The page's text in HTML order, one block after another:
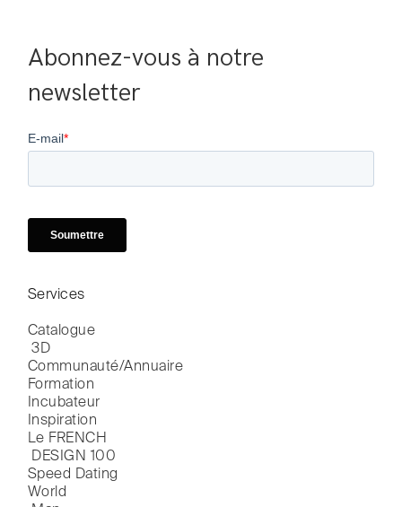
Abonnez-vous à notre
newsletter
Services
Catalogue
3D
Communauté/Annuaire
Formation
Incubateur
Inspiration
Le FRENCH
DESIGN 100
Speed Dating
World